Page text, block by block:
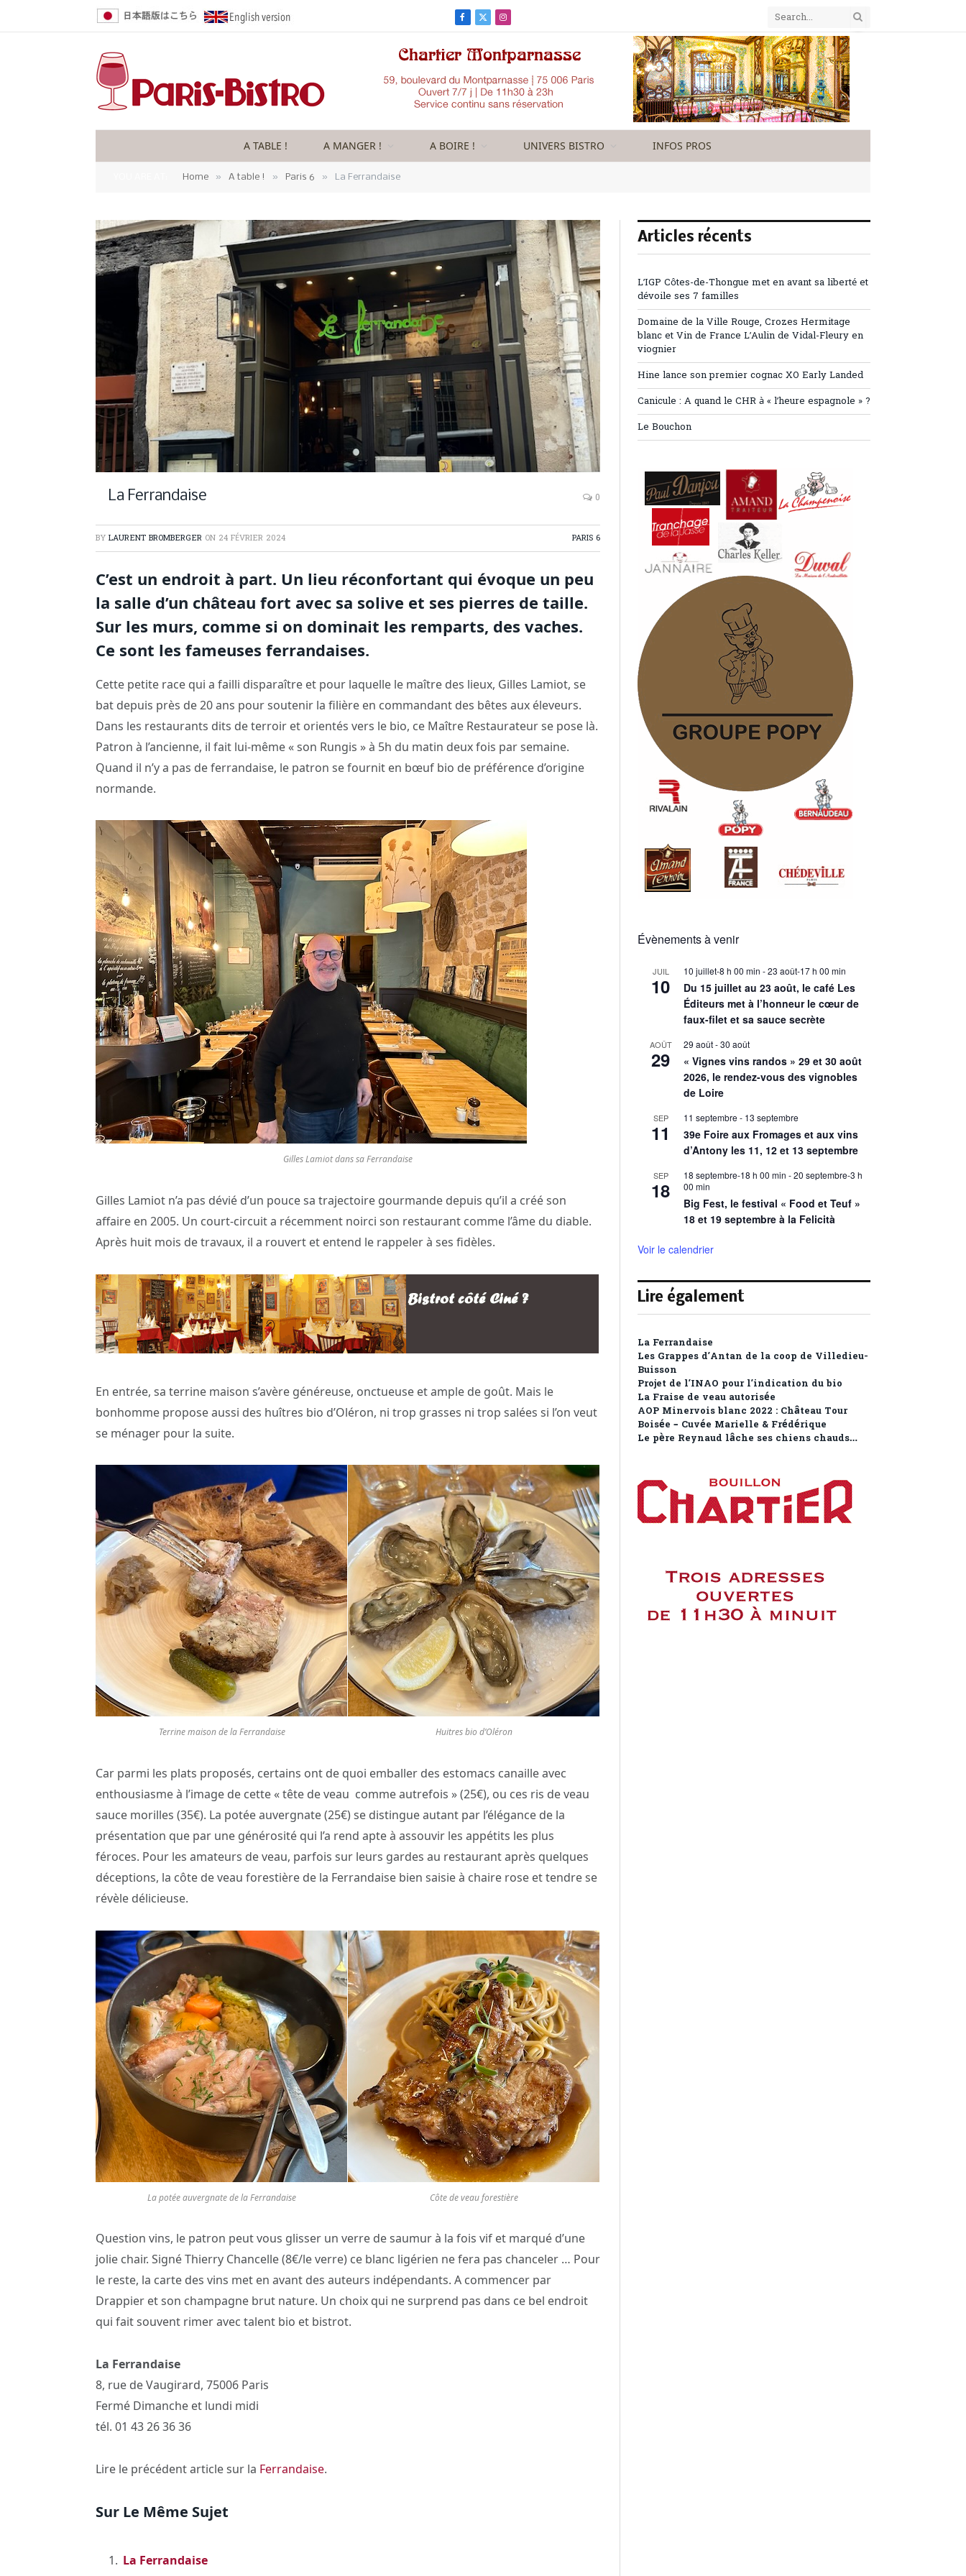
Facebook
X
Instagram
A TABLE ! A MANGER ! A BOIRE ! UNIVERS BISTRO INFOS PROS
Home » A table ! » Paris 6 » La Ferrandaise
La Ferrandaise 0
BY LAURENT BROMBERGER ON 24 FÉVRIER 2024 PARIS 6
C’est un endroit à part. Un lieu réconfortant qui évoque un peu
la salle d’un château fort avec sa solive et ses pierres de taille.
Sur les murs, comme si on dominait les remparts, des vaches.
Ce sont les fameuses ferrandaises.
Cette petite race qui a failli disparaître et pour laquelle le maître des lieux, Gilles Lamiot, se
bat depuis près de 20 ans pour soutenir la filière en commandant des bêtes aux éleveurs.
Dans les restaurants dits de terroir et orientés vers le bio, ce Maître Restaurateur se pose là.
Patron à l’ancienne, il fait lui-même « son Rungis » à 5h du matin deux fois par semaine.
Quand il n’y a pas de ferrandaise, le patron se fournit en bœuf bio de préférence d’origine
normande.
Gilles Lamiot dans sa Ferrandaise
Gilles Lamiot n’a pas dévié d’un pouce sa trajectoire gourmande depuis qu’il a créé son
affaire en 2005. Un court-circuit a récemment noirci son restaurant comme l’âme du diable.
Après huit mois de travaux, il a rouvert et entend le rappeler à ses fidèles.
En entrée, sa terrine maison s’avère généreuse, onctueuse et ample de goût. Mais le
bonhomme propose aussi des huîtres bio d’Oléron, ni trop grasses ni trop salées si l’on veut
se ménager pour la suite.
Terrine maison de la Ferrandaise Huitres bio d’Oléron
Car parmi les plats proposés, certains ont de quoi emballer des estomacs canaille avec
enthousiasme à l’image de cette « tête de veau comme autrefois » (25€), ou ces ris de veau
sauce morilles (35€). La potée auvergnate (25€) se distingue autant par l’élégance de la
présentation que par une générosité qui l’a rend apte à assouvir les appétits les plus
féroces. Pour les amateurs de veau, parfois sur leurs gardes au restaurant après quelques
déceptions, la côte de veau forestière de la Ferrandaise bien saisie à chaire rose et tendre se
révèle délicieuse.
La potée auvergnate de la Ferrandaise Côte de veau forestière
Question vins, le patron peut vous glisser un verre de saumur à la fois vif et marqué d’une
jolie chair. Signé Thierry Chancelle (8€/le verre) ce blanc ligérien ne fera pas chanceler … Pour
le reste, la carte des vins met en avant des auteurs indépendants. A commencer par
Drappier et son champagne brut nature. Un choix qui ne surprend pas dans ce bel endroit
qui fait souvent rimer avec talent bio et bistrot.
La Ferrandaise
8, rue de Vaugirard, 75006 Paris
Fermé Dimanche et lundi midi
tél. 01 43 26 36 36
Lire le précédent article sur la Ferrandaise.
Sur Le Même Sujet
La Ferrandaise
Articles récents
L’IGP Côtes-de-Thongue met en avant sa liberté et
dévoile ses 7 familles
Domaine de la Ville Rouge, Crozes Hermitage
blanc et Vin de France L’Aulin de Vidal-Fleury en
viognier
Hine lance son premier cognac XO Early Landed
Canicule : A quand le CHR à « l’heure espagnole » ?
Le Bouchon
Évènements à venir
JUIL
10
10 juillet-8 h 00 min -23 août-17 h 00 min
Du 15 juillet au 23 août, le café Les
Éditeurs met à l’honneur le cœur de
faux-filet et sa sauce secrète
AOÛT
29
29 août-30 août
« Vignes vins randos » 29 et 30 août
2026, le rendez-vous des vignobles
de Loire
SEP
11
11 septembre - 13 septembre
39e Foire aux Fromages et aux vins
d’Antony les 11, 12 et 13 septembre
SEP
18
18 septembre-18 h 00 min -20 septembre-3 h
00 min
Big Fest, le festival « Food et Teuf »
18 et 19 septembre à la Felicità
Voir le calendrier
Lire également
La Ferrandaise
Les Grappes d’Antan de la coop de Villedieu-
Buisson
Projet de l’INAO pour l’indication du bio
La Fraise de veau autorisée
AOP Minervois blanc 2022 : Château Tour
Boisée – Cuvée Marielle & Frédérique
Le père Reynaud lâche ses chiens chauds…